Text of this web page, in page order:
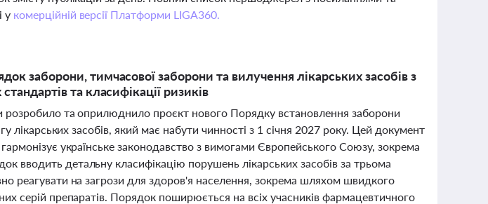
у комерційній версії Платформи LIGA360.
заборони, тимчасової заборони та вилучення лікарських засобів з
та класифікації ризиків
розробило та оприлюднило проєкт нового Порядку встановлення заборони
лікарських засобів, який має набути чинності з 1 січня 2027 року. Цей документ
українське законодавство з вимогами Європейського Союзу, зокрема
детальну класифікацію порушень лікарських засобів за трьома
реагувати на загрози для здоров'я населення, зокрема шляхом швидкого
серій препаратів. Порядок поширюється на всіх учасників фармацевтичного